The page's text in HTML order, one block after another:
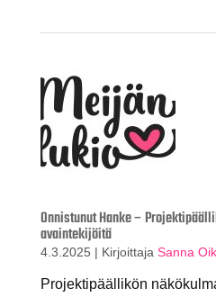
Onnistunut Hanke –
avaintekijöitä
4.3.2025 | Kirjoittaja Sanna
Projektipäällikön